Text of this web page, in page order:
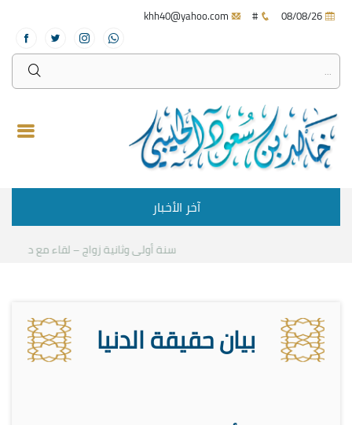
#
آخر الأخبار
سنة أولى وثانية زواج – لقاء مع د.خالد
بيان حقيقة الدنيا